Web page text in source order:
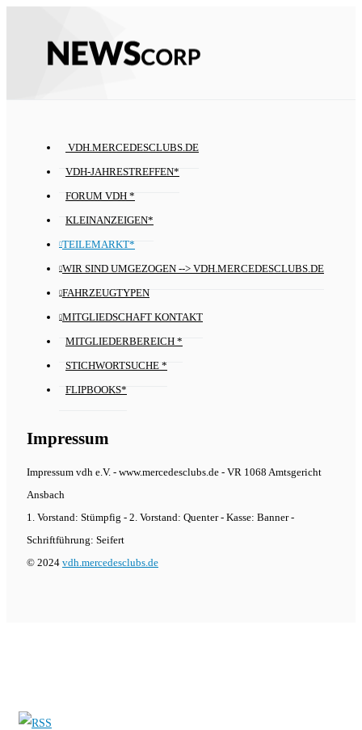
VDH.MERCEDESCLUBS.DE
VDH-JAHRESTREFFEN*
FORUM VDH *
KLEINANZEIGEN*
TEILEMARKT*
WIR SIND UMGEZOGEN --> VDH.MERCEDESCLUBS.DE
FAHRZEUGTYPEN
MITGLIEDSCHAFT KONTAKT
MITGLIEDERBEREICH *
STICHWORTSUCHE *
FLIPBOOKS*
Impressum
Impressum vdh e.V. - www.mercedesclubs.de - VR 1068 Amtsgericht
Ansbach
1. Vorstand: Stümpfig - 2. Vorstand: Quenter - Kasse: Banner -
Schriftführung: Seifert
© 2024 vdh.mercedesclubs.de